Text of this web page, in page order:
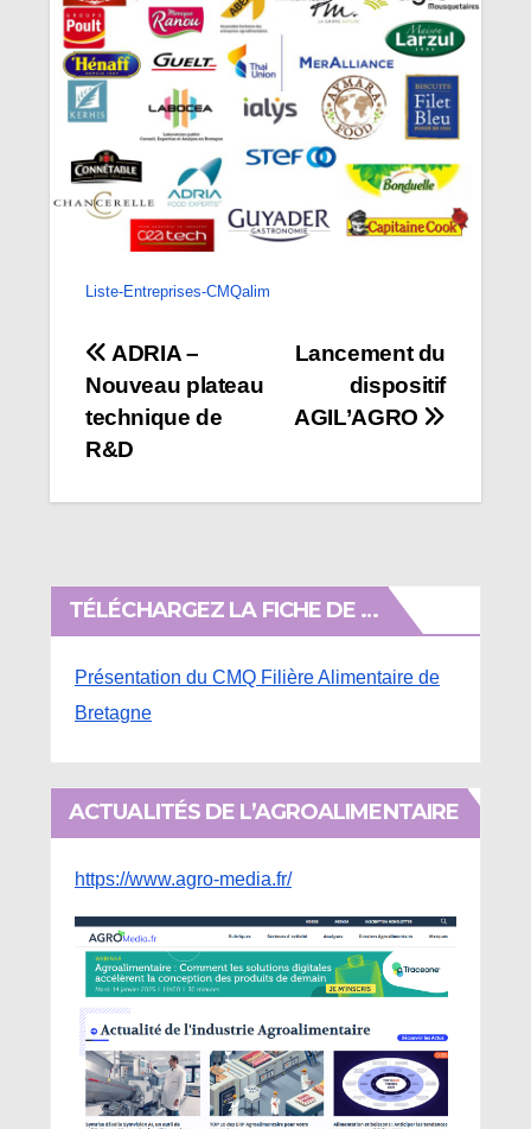
Liste-Entreprises-CMQalim
Navigation
de
l’article
Lancement du
dispositif
AGIL’AGRO
ADRIA –
Nouveau plateau
technique de
R&D
TÉLÉCHARGEZ LA FICHE DE …
Présentation du CMQ Filière Alimentaire de
Bretagne
ACTUALITÉS DE L’AGROALIMENTAIRE
https://www.agro-media.fr/